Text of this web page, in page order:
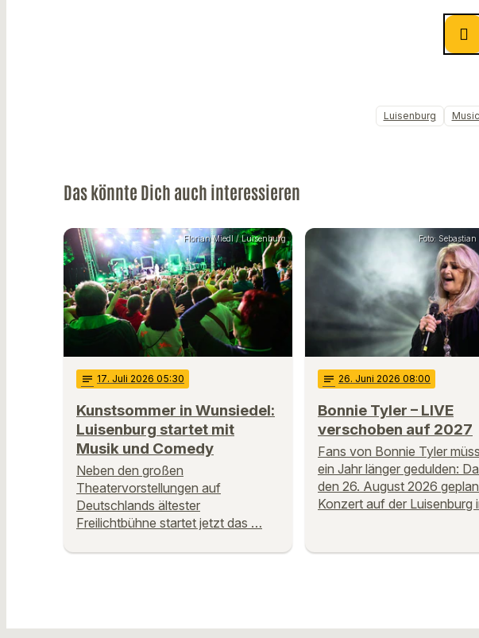
Luisenburg
Das könnte Dich auch interessieren
Florian Miedl / Luisenburg
notes 17. Juli 2026 05:30
Kunstsommer in Wunsiedel:
Luisenburg startet mit
Musik und Comedy
Neben den großen
Theatervorstellungen auf
Deutschlands ältester
Freilichtbühne startet jetzt das …
Foto:
notes 26. Juni 2026 08:00
Bonnie Tyler – LIVE
verschoben auf 2027
Fans von Bonnie Tyler
ein Jahr länger gedulden:
den 26. August 2026
Konzert auf der Luisenburg